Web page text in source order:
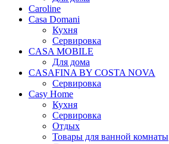
Caroline
Casa Domani
Кухня
Сервировка
CASA MOBILE
Для дома
CASAFINA BY COSTA NOVA
Сервировка
Casy Home
Кухня
Сервировка
Отдых
Товары для ванной комнаты